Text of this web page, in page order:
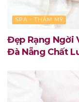
SPA - THẨM MỸ
Đẹp Rạng Ngời
Đà Nẵng Chất